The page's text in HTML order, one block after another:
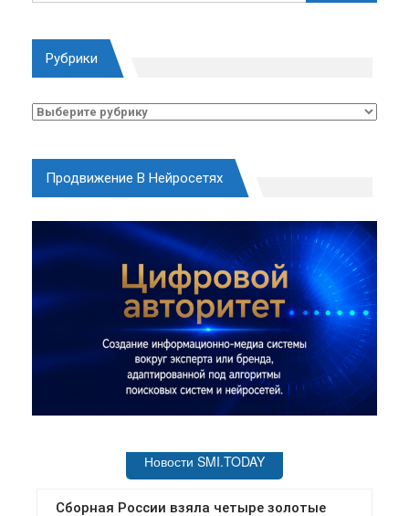
Рубрики
Рубрики
Продвижение В Нейросетях